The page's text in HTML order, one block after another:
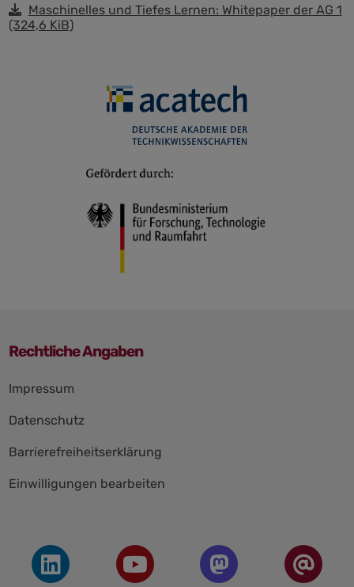
Maschinelles und Tiefes Lernen: Whitepaper der AG 1
(324,6 KiB)
Rechtliche Angaben
überspringen
Impressum
Datenschutz
Barrierefreiheitserklärung
Einwilligungen bearbeiten